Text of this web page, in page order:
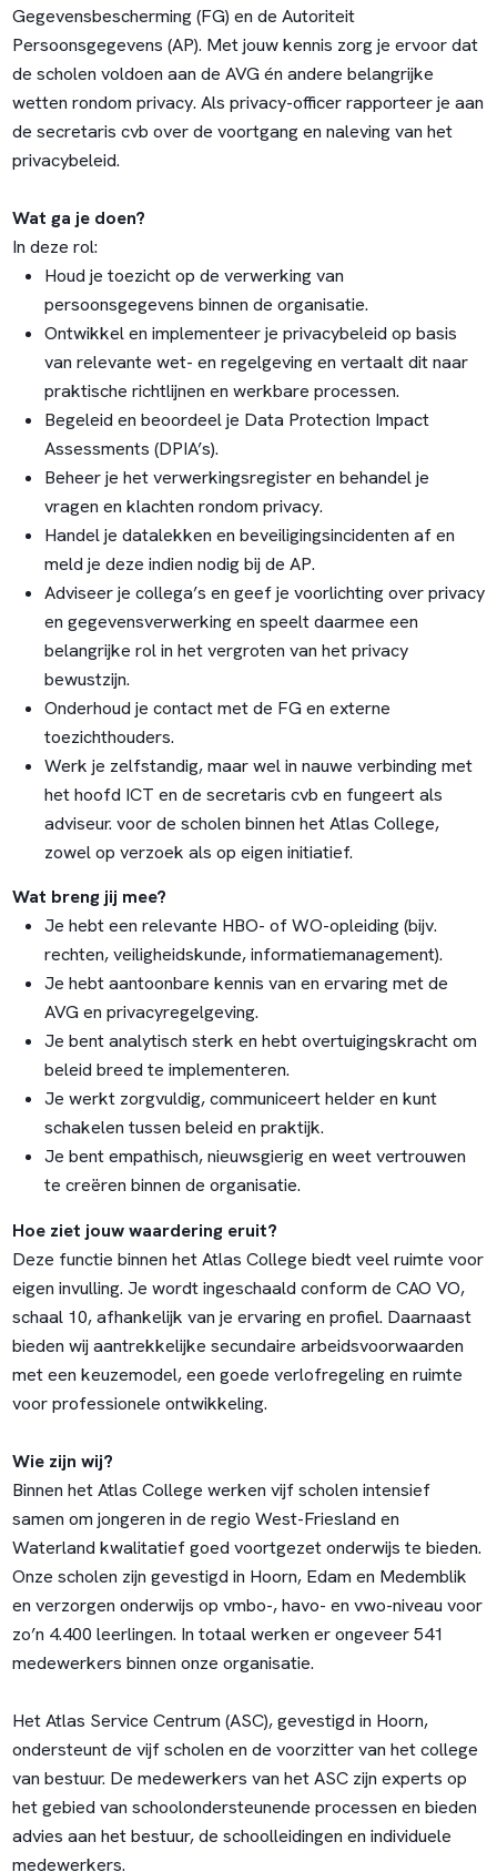
Gegevensbescherming (FG) en de Autoriteit
Persoonsgegevens (AP). Met jouw kennis zorg je ervoor dat
de scholen voldoen aan de AVG én andere belangrijke
wetten rondom privacy. Als privacy-officer rapporteer je aan
de secretaris cvb over de voortgang en naleving van het
privacybeleid.
Wat ga je doen?
In deze rol:
Houd je toezicht op de verwerking van
persoonsgegevens binnen de organisatie.
Ontwikkel en implementeer je privacybeleid op basis
van relevante wet- en regelgeving en vertaalt dit naar
praktische richtlijnen en werkbare processen.
Begeleid en beoordeel je Data Protection Impact
Assessments (DPIA’s).
Beheer je het verwerkingsregister en behandel je
vragen en klachten rondom privacy.
Handel je datalekken en beveiligingsincidenten af en
meld je deze indien nodig bij de AP.
Adviseer je collega’s en geef je voorlichting over privacy
en gegevensverwerking en speelt daarmee een
belangrijke rol in het vergroten van het privacy
bewustzijn.
Onderhoud je contact met de FG en externe
toezichthouders.
Werk je zelfstandig, maar wel in nauwe verbinding met
het hoofd ICT en de secretaris cvb en fungeert als
adviseur. voor de scholen binnen het Atlas College,
zowel op verzoek als op eigen initiatief.
Wat breng jij mee?
Je hebt een relevante HBO- of WO-opleiding (bijv.
rechten, veiligheidskunde, informatiemanagement).
Je hebt aantoonbare kennis van en ervaring met de
AVG en privacyregelgeving.
Je bent analytisch sterk en hebt overtuigingskracht om
beleid breed te implementeren.
Je werkt zorgvuldig, communiceert helder en kunt
schakelen tussen beleid en praktijk.
Je bent empathisch, nieuwsgierig en weet vertrouwen
te creëren binnen de organisatie.
Hoe ziet jouw waardering eruit?
Deze functie binnen het Atlas College biedt veel ruimte voor
eigen invulling. Je wordt ingeschaald conform de CAO VO,
schaal 10, afhankelijk van je ervaring en profiel. Daarnaast
bieden wij aantrekkelijke secundaire arbeidsvoorwaarden
met een keuzemodel, een goede verlofregeling en ruimte
voor professionele ontwikkeling.
Wie zijn wij?
Binnen het Atlas College werken vijf scholen intensief
samen om jongeren in de regio West-Friesland en
Waterland kwalitatief goed voortgezet onderwijs te bieden.
Onze scholen zijn gevestigd in Hoorn, Edam en Medemblik
en verzorgen onderwijs op vmbo-, havo- en vwo-niveau voor
zo’n 4.400 leerlingen. In totaal werken er ongeveer 541
medewerkers binnen onze organisatie.
Het Atlas Service Centrum (ASC), gevestigd in Hoorn,
ondersteunt de vijf scholen en de voorzitter van het college
van bestuur. De medewerkers van het ASC zijn experts op
het gebied van schoolondersteunende processen en bieden
advies aan het bestuur, de schoolleidingen en individuele
medewerkers.